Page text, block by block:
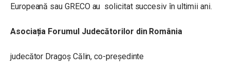
Europeană sau GRECO au solicitat succesiv în ultimii ani.
Asociația Forumul Judecătorilor din România
judecător Dragoș Călin, co-președinte